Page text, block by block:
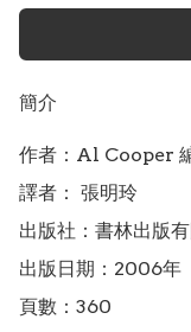
簡介
作者：Al Cooper
譯者： 張明玲
出版社：書林出版
出版日期：2006年
頁數：360